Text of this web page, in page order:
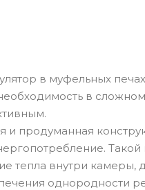
в муфельных
в
и продуманная
тепла внутри камеры,
однородности